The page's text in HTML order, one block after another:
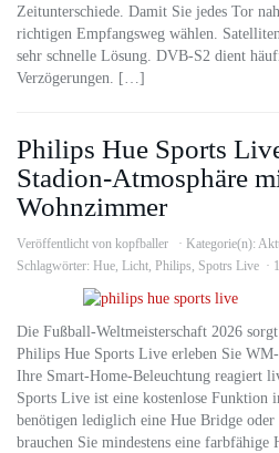
Zeitunterschiede. Damit Sie jedes Tor
richtigen Empfangsweg wählen.
sehr schnelle Lösung. DVB-S2 dient
Verzögerungen. […]
Philips Hue Sports
Stadion-Atmosphäre
Wohnzimmer
Veröffentlicht von kopfballer Kategorie(n):
Schlagwörter: Hue, Licht, Philips, Spotrs Live
Die Fußball-Weltmeisterschaft 2026
Philips Hue Sports Live erleben Sie
Ihre Smart-Home-Beleuchtung reagiert
Sports Live ist eine kostenlose Funktion
benötigen lediglich eine Hue Bridge
brauchen Sie mindestens eine